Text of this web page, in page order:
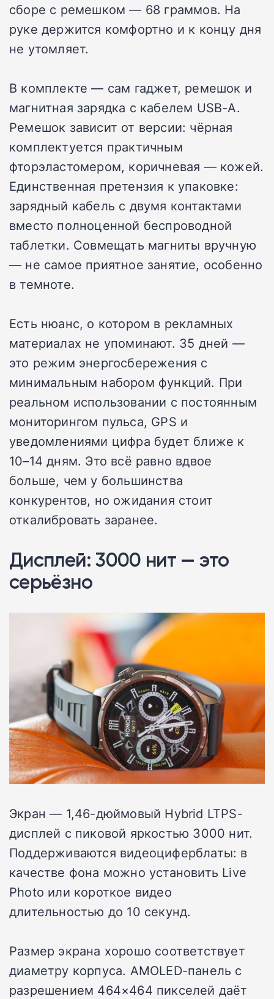
сборе с ремешком — 68 граммов. На
руке держится комфортно и к концу дня
не утомляет.
В комплекте — сам гаджет, ремешок и
магнитная зарядка с кабелем USB-A.
Ремешок зависит от версии: чёрная
комплектуется практичным
фторэластомером, коричневая — кожей.
Единственная претензия к упаковке:
зарядный кабель с двумя контактами
вместо полноценной беспроводной
таблетки. Совмещать магниты вручную
— не самое приятное занятие, особенно
в темноте.
Есть нюанс, о котором в рекламных
материалах не упоминают. 35 дней —
это режим энергосбережения с
минимальным набором функций. При
реальном использовании с постоянным
мониторингом пульса, GPS и
уведомлениями цифра будет ближе к
10–14 дням. Это всё равно вдвое
больше, чем у большинства
конкурентов, но ожидания стоит
откалибровать заранее.
Дисплей: 3000 нит — это
серьёзно
Экран — 1,46-дюймовый Hybrid LTPS-
дисплей с пиковой яркостью 3000 нит.
Поддерживаются видеоциферблаты: в
качестве фона можно установить Live
Photo или короткое видео
длительностью до 10 секунд.
Размер экрана хорошо соответствует
диаметру корпуса. AMOLED-панель с
разрешением 464×464 пикселей даёт